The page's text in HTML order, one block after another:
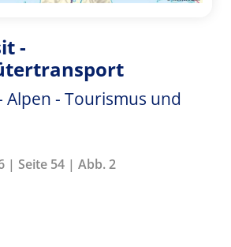
-
Alpen - Tourismus und
| Seite 54 | Abb. 2